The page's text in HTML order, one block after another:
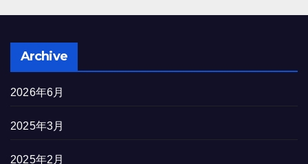
Archive
2026年6月
2025年3月
2025年2月